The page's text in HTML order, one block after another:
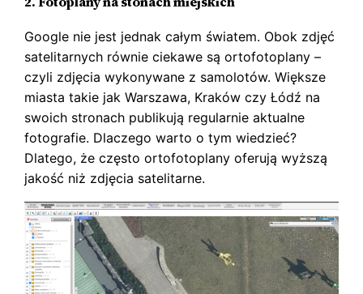
Google nie jest jednak całym światem. Obok zdjęć
satelitarnych równie ciekawe są ortofotoplany –
czyli zdjęcia wykonywane z samolotów. Większe
miasta takie jak Warszawa, Kraków czy Łódź na
swoich stronach publikują regularnie aktualne
fotografie. Dlaczego warto o tym wiedzieć?
Dlatego, że często ortofotoplany oferują wyższą
jakość niż zdjęcia satelitarne.